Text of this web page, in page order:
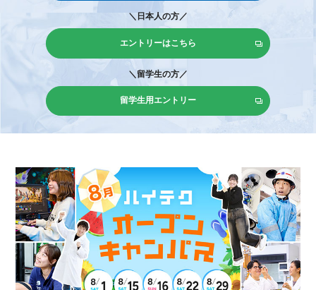
＼日本人の方／
エントリーはこちら
＼留学生の方／
留学生用エントリー